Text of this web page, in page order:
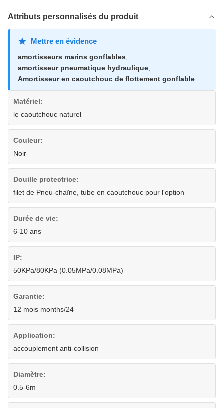
Attributs personnalisés du produit
Mettre en évidence
amortisseurs marins gonflables
amortisseur pneumatique hydraulique
Amortisseur en caoutchouc de flottement gonflable
Matériel:
le caoutchouc naturel
Couleur:
Noir
Douille protectrice:
filet de Pneu-chaîne, tube en caoutchouc pour l'option
Durée de vie:
6-10 ans
IP:
50KPa/80KPa (0.05MPa/0.08MPa)
Garantie:
12 mois months/24
Application:
accouplement anti-collision
Diamètre:
0.5-6m